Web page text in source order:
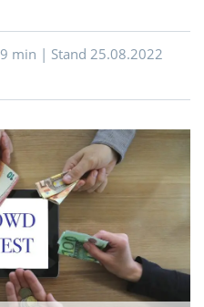
9 min | Stand 25.08.2022